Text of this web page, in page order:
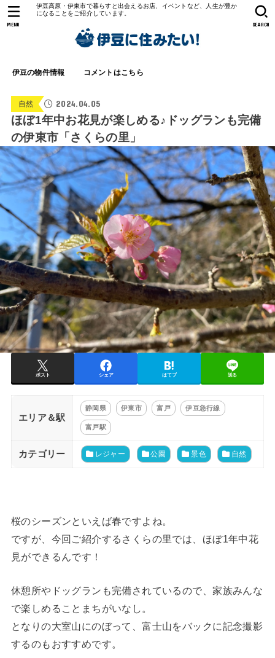
伊豆高原・伊東市で暮らすと出会えるお店、イベントなど、人生が豊か
になることをご紹介しています。
伊豆の物件情報 コメントはこちら
SEARCH
MENU
自然 2024.04.05
ほぼ1年中お花見が楽しめる♪ドッグランも完備
の伊東市「さくらの里」
ポスト シェア はてブ 送る
エリア＆駅
静岡県 伊東市 富戸 伊豆急行線
富戸駅
カテゴリー レジャー 公園 景色 自然
桜のシーズンといえば春ですよね。
ですが、今回ご紹介するさくらの里では、ほぼ1年中花
見ができるんです！
休憩所やドッグランも完備されているので、家族みんな
で楽しめることまちがいなし。
となりの大室山にのぼって、富士山をバックに記念撮影
するのもおすすめです。